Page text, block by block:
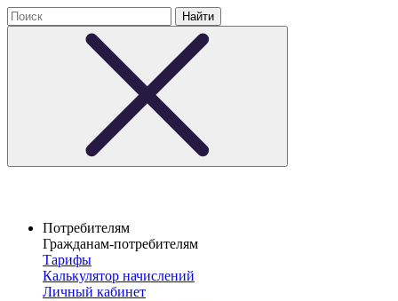
Потребителям
Гражданам-потребителям
Тарифы
Калькулятор начислений
Личный кабинет